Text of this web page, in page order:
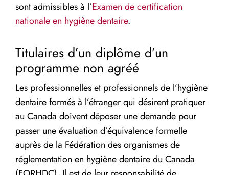
sont admissibles à l’Examen de certification
nationale en hygiène dentaire.
Titulaires d’un diplôme d’un
programme non agréé
Les professionnelles et professionnels de l’hygiène
dentaire formés à l’étranger qui désirent pratiquer
au Canada doivent déposer une demande pour
passer une évaluation d’équivalence formelle
auprès de la Fédération des organismes de
réglementation en hygiène dentaire du Canada